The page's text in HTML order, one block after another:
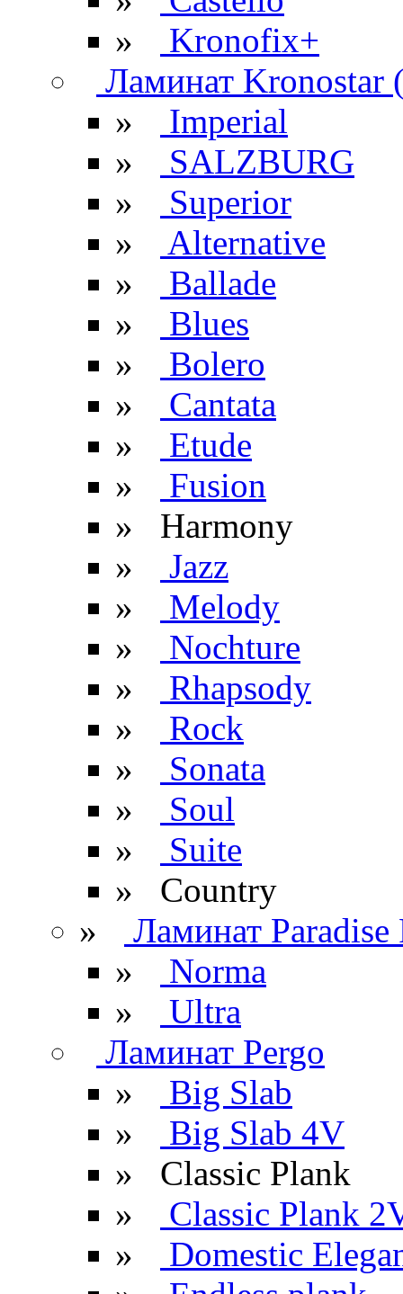
»
Kronofix+
Ламинат Kronostar
»
Imperial
»
SALZBURG
»
Superior
»
Alternative
»
Ballade
»
Blues
»
Bolero
»
Cantata
»
Etude
»
Fusion
» Harmony
»
Jazz
»
Melody
»
Nochture
»
Rhapsody
»
Rock
»
Sonata
»
Soul
»
Suite
» Сountry
»
Ламинат Paradise
»
Norma
»
Ultra
Ламинат Pergo
»
Big Slab
»
Big Slab 4V
» Classic Plank
»
Classic Plank
»
Domestic